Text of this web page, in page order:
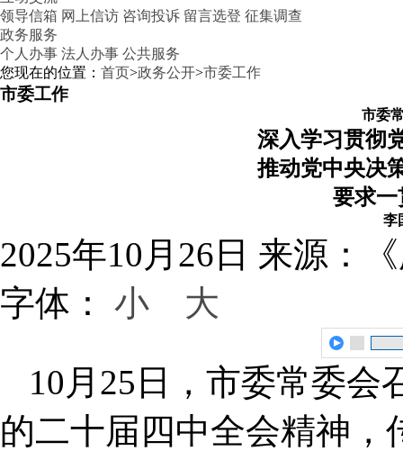
领导信箱 网上信访 咨询投诉 留言选登 征集调查
政务服务
个人办事 法人办事 公共服务
您现在的位置： 首页>政务公开>市委工作
市委工作
市委
深入学习贯彻
推动党中央决
要求一
李
2025年10月26日 来源：
字体： 小 大
10月25日，市委常委会
的二十届四中全会精神，